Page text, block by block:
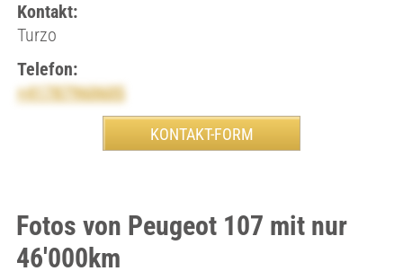
Kontakt:
Turzo
Telefon:
+41787960605
Fotos von Peugeot 107 mit nur
46'000km